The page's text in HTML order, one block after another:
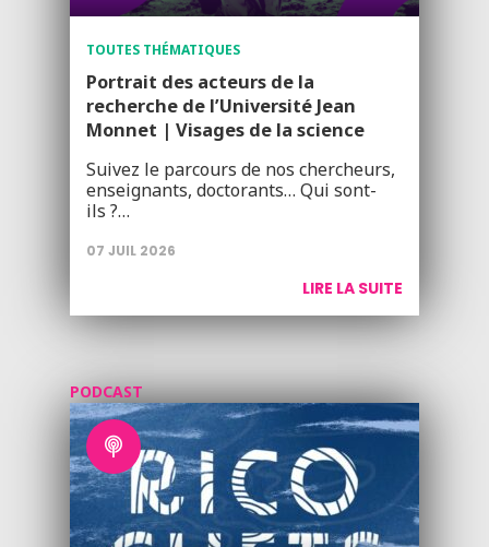
TOUTES THÉMATIQUES
Portrait des acteurs de la
recherche de l’Université Jean
Monnet | Visages de la science
Suivez le parcours de nos chercheurs,
enseignants, doctorants… Qui sont-
ils ?…
07 JUIL 2026
LIRE LA SUITE
PODCAST